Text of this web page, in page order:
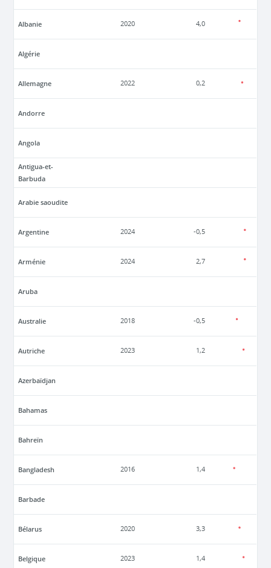
Albanie 2020 4,0
Algérie
Allemagne 2022 0,2
Andorre
Angola
Antigua-et-
Barbuda
Arabie saoudite
Argentine 2024 -0,5
Arménie 2024 2,7
Aruba
Australie 2018 -0,5
Autriche 2023 1,2
Azerbaïdjan
Bahamas
Bahreïn
Bangladesh 2016 1,4
Barbade
Bélarus 2020 3,3
Belgique 2023 1,4